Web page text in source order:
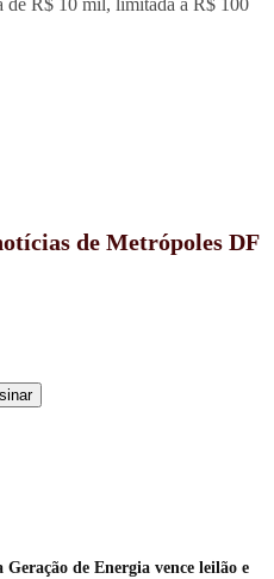
de Metrópoles DF
de Energia vence leilão e